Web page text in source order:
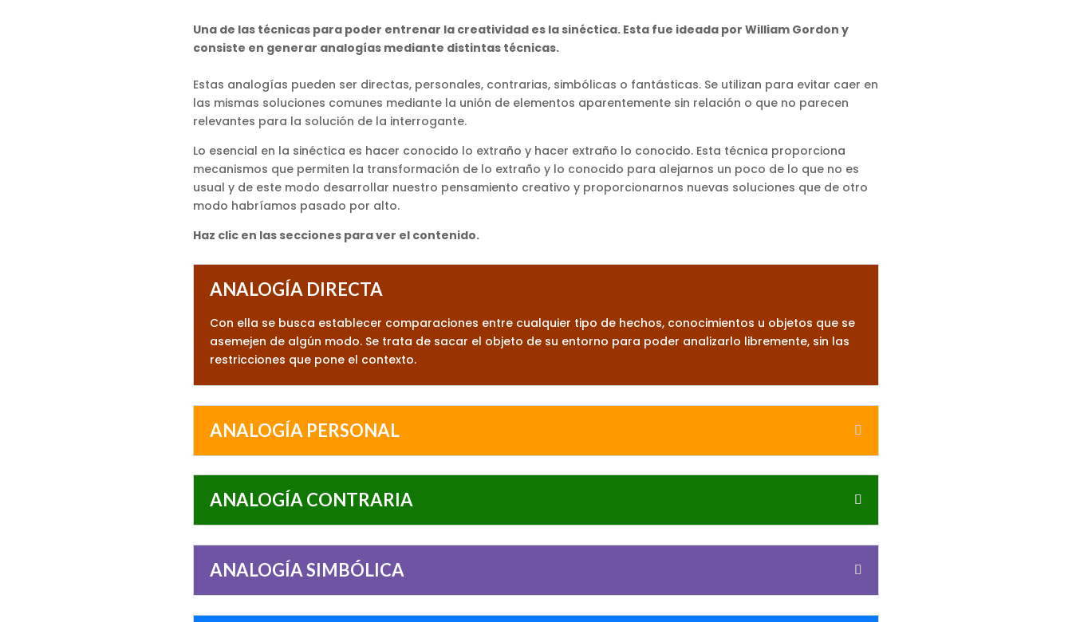
Una de las técnicas para poder entrenar la creatividad es la sinéctica. Esta fue ideada por William Gordon y
consiste en generar analogías mediante distintas técnicas.
Estas analogías pueden ser directas, personales, contrarias, simbólicas o fantásticas. Se utilizan para evitar caer en
las mismas soluciones comunes mediante la unión de elementos aparentemente sin relación o que no parecen
relevantes para la solución de la interrogante.
Lo esencial en la sinéctica es hacer conocido lo extraño y hacer extraño lo conocido. Esta técnica proporciona
mecanismos que permiten la transformación de lo extraño y lo conocido para alejarnos un poco de lo que no es
usual y de este modo desarrollar nuestro pensamiento creativo y proporcionarnos nuevas soluciones que de otro
modo habríamos pasado por alto.
Haz clic en las secciones para ver el contenido.
ANALOGÍA DIRECTA
Con ella se busca establecer comparaciones entre cualquier tipo de hechos, conocimientos u objetos que se
asemejen de algún modo. Se trata de sacar el objeto de su entorno para poder analizarlo libremente, sin las
restricciones que pone el contexto.
ANALOGÍA PERSONAL
ANALOGÍA CONTRARIA
ANALOGÍA SIMBÓLICA